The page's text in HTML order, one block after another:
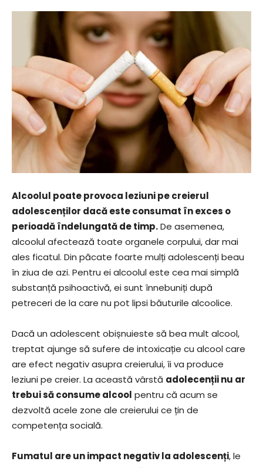
Alcoolul poate provoca leziuni pe creierul
adolescenților dacă este consumat în exces o
perioadă îndelungată de timp.De asemenea,
alcoolul afectează toate organele corpului, dar mai
ales ficatul. Din păcate foarte mulți adolescenți beau
în ziua de azi. Pentru ei alcoolul este cea mai simplă
substanță psihoactivă, ei sunt înnebuniți după
petreceri de la care nu pot lipsi băuturile alcoolice.
Dacă un adolescent obișnuieste să bea mult alcool,
treptat ajunge să sufere de intoxicație cu alcool care
are efect negativ asupra creierului, îi va produce
leziuni pe creier. La această vârstă adolecenții nu ar
trebui să consume alcool pentru că acum se
dezvoltă acele zone ale creierului ce țin de
competența socială.
Fumatul are un impact negativ la adolescenți, le